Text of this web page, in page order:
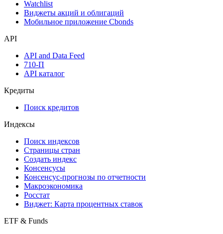
Инструментарий
Мобильное приложение Cbonds
API
API and Data Feed
API каталог
Кредиты
Поиск кредитов
Индексы
Поиск индексов
Страницы стран
Создать индекс
Консенсусы
Макроэкономика